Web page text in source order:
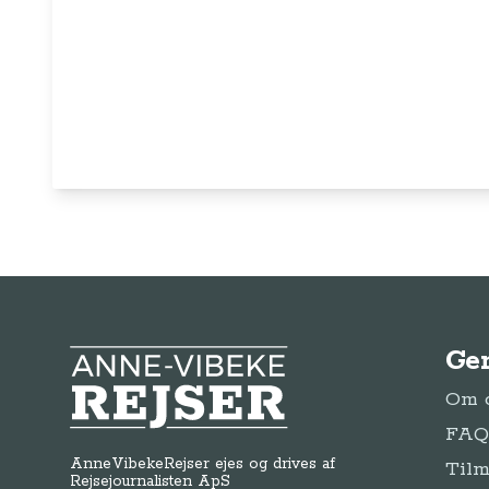
Anne-Vibeke Rejser
AnneVibekeRejser ejes og drives af
Rejsejournalisten ApS
Om